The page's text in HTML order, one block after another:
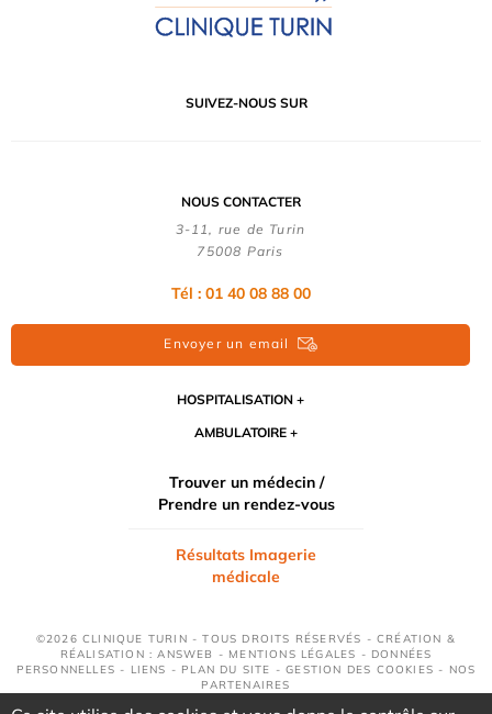
SUIVEZ-NOUS SUR
NOUS CONTACTER
3-11, rue de Turin
75008 Paris
Tél : 01 40 08 88 00
Envoyer un email
HOSPITALISATION
AMBULATOIRE
Trouver un médecin /
Prendre un rendez-vous
Résultats Imagerie
médicale
©2026 CLINIQUE TURIN - TOUS DROITS RÉSERVÉS - CRÉATION &
RÉALISATION : ANSWEB - MENTIONS LÉGALES - DONNÉES
PERSONNELLES - LIENS - PLAN DU SITE -GESTION DES COOKIES - NOS
PARTENAIRES